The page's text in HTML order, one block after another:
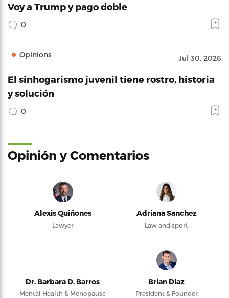
Voy a Trump y pago doble
0
Opinions Jul 30, 2026
El sinhogarismo juvenil tiene rostro, historia
y solución
0
Opinión y Comentarios
Alexis Quiñones
Lawyer
Adriana Sanchez
Law and sport
Dr. Barbara D. Barros
Mental Health & Menopause
Brian Díaz
President & Founder